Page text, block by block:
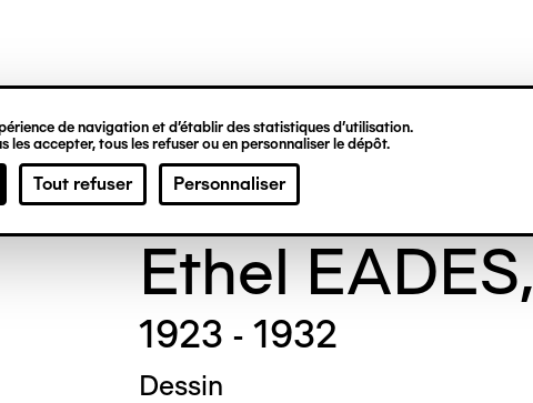
de navigation et d’établir des statistiques d’utilisation.
les accepter, tous les refuser ou en personnaliser le dépôt.
Tout refuser Personnaliser
Madge GILL
Ethel
1923 - 1932
Dessin